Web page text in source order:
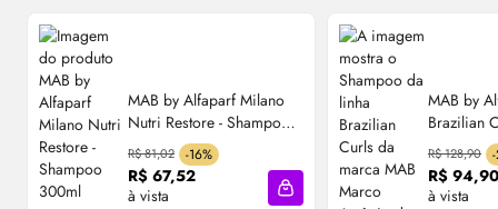
MAB by Alfaparf Milano
Nutri Restore - Shampoo
300ml
R$ 81,02 -16%
R$ 67,52
à vista
Adicionar à sacola
MAB by
Brazilian
300ml
R$ 128,90
R$ 94,90
à vista